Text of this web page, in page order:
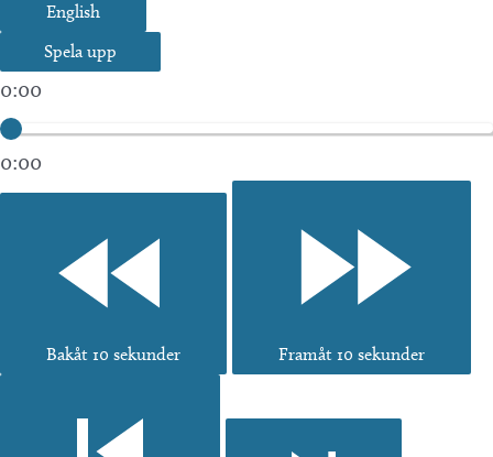
English
Spela upp
0:00
0:00
Bakåt 10 sekunder Framåt 10 sekunder